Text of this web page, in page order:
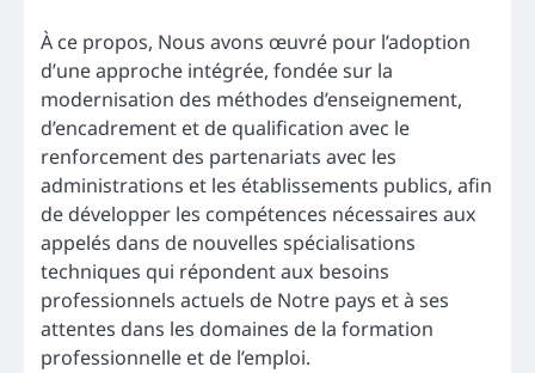
À ce propos, Nous avons œuvré pour l’adoption
d’une approche intégrée, fondée sur la
modernisation des méthodes d’enseignement,
d’encadrement et de qualification avec le
renforcement des partenariats avec les
administrations et les établissements publics, afin
de développer les compétences nécessaires aux
appelés dans de nouvelles spécialisations
techniques qui répondent aux besoins
professionnels actuels de Notre pays et à ses
attentes dans les domaines de la formation
professionnelle et de l’emploi.